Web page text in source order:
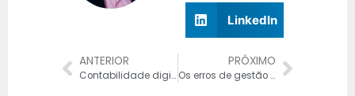
LinkedIn
ANTERIOR
Contabilidade digital: o que é e quais suas vantagens?
PRÓXIMO
Os erros de gestão financeira que devem ser evitados